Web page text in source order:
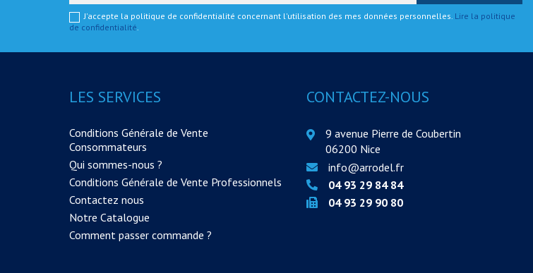
J'accepte la politique de confidentialité concernant l'utilisation des mes données personnelles. Lire la politique
de confidentialité
LES SERVICES
Conditions Générale de Vente
Consommateurs
Qui sommes-nous ?
Conditions Générale de Vente Professionnels
Contactez nous
Notre Catalogue
Comment passer commande ?
CONTACTEZ-NOUS
9 avenue Pierre de Coubertin
06200 Nice
info@arrodel.fr
04 93 29 84 84
04 93 29 90 80